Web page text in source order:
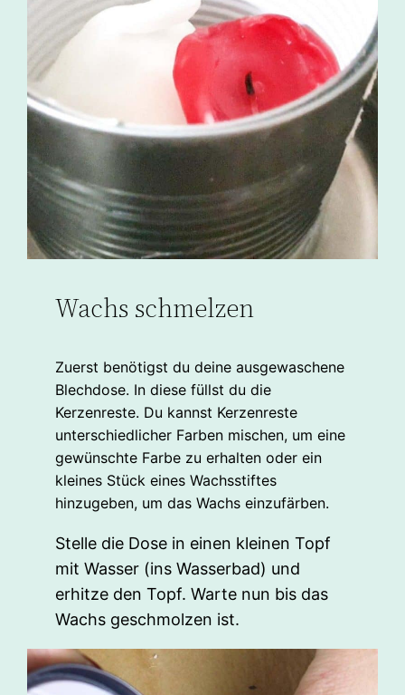
Wachs schmelzen
Zuerst benötigst du deine ausgewaschene
Blechdose. In diese füllst du die
Kerzenreste. Du kannst Kerzenreste
unterschiedlicher Farben mischen, um eine
gewünschte Farbe zu erhalten oder ein
kleines Stück eines Wachsstiftes
hinzugeben, um das Wachs einzufärben.
Stelle die Dose in einen kleinen Topf
mit Wasser (ins Wasserbad) und
erhitze den Topf. Warte nun bis das
Wachs geschmolzen ist.